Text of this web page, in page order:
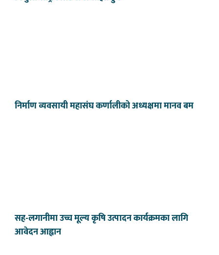
निर्माण व्यवसायी महासंघ कर्णालीको अध्यक्षमा मानव बम
सह-लगानीमा उच्च मूल्य कृषि उत्पादन कार्यक्रमका लागि
आवेदन आह्वान